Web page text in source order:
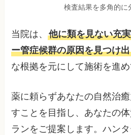
検査結果を多角的に
当院は、他に類を見ない充
ー管症候群の原因を見つけ
な根拠を元にして施術を進め
薬に頼らずあなたの自然治
すことを目指し、あなたの
ランをご提案します。ハン